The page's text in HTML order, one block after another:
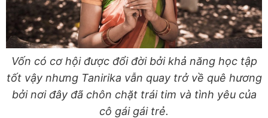
Vốn có cơ hội được đổi đời bởi khả năng học tập
tốt vậy nhưng Tanirika vẫn quay trở về quê hương
bởi nơi đây đã chôn chặt trái tim và tình yêu của
cô gái gái trẻ.